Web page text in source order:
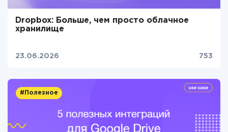
Dropbox: Больше, чем просто облачное
хранилище
23.06.2026 753
#Полезное